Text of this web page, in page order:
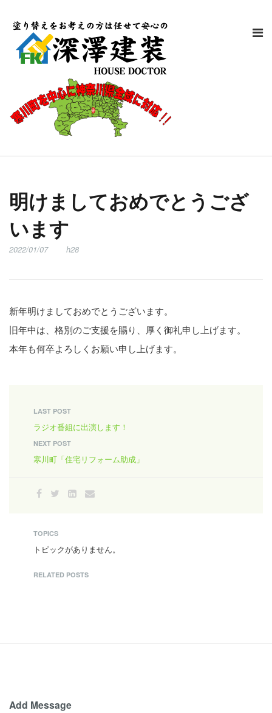
明けましておめでとうござ
います
2022/01/07 h28
新年明けましておめでとうございます。
旧年中は、格別のご支援を賜り、厚く御礼申し上げます。
本年も何卒よろしくお願い申し上げます。
LAST POST
ラジオ番組に出演します！
NEXT POST
寒川町「住宅リフォーム助成」
TOPICS
トピックがありません。
RELATED POSTS
Add Message